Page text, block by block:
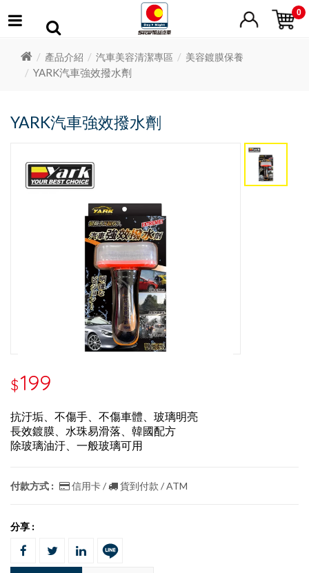
0
產品介紹 汽車美容清潔專區 美容鍍膜保養
YARK汽車強效撥水劑
YARK汽車強效撥水劑
$199
抗汙垢、不傷手、不傷車體、玻璃明亮
長效鍍膜、水珠易滑落、韓國配方
除玻璃油汙、一般玻璃可用
付款方式 : 信用卡 / 貨到付款 / ATM
分享 :